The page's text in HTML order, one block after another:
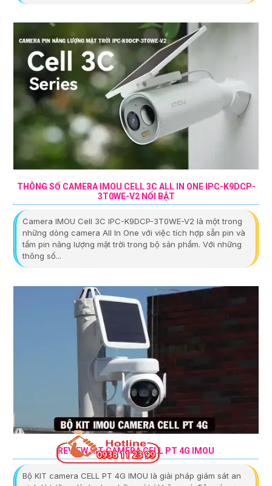
THÔNG SỐ CAMERA IMOU CELL 3C ALL IN ONE IPC-K9DCP-
3T0WE-V2 NỔI BẬT
Camera IMOU Cell 3C IPC-K9DCP-3T0WE-V2 là một trong
những dòng camera All In One với việc tích hợp sẵn pin và
tấm pin năng lượng mặt trời trong bộ sản phẩm. Với những
thông số...
REVIEW KIT CAMERA CELL PT 4G IMOU
Bộ KIT camera CELL PT 4G IMOU là giải pháp giám sát an